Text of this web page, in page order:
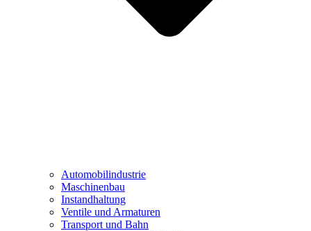
Automobilindustrie
Maschinenbau
Instandhaltung
Ventile und Armaturen
Transport und Bahn